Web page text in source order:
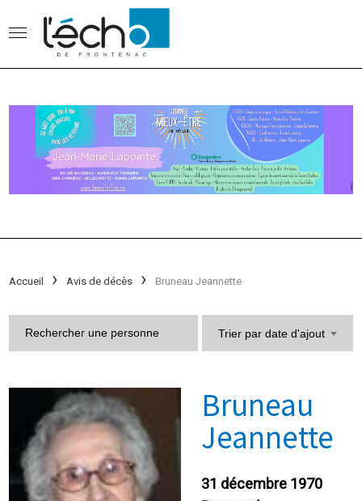
Accueil Avis de décès Bruneau Jeannette
Trier par date d'ajout
Bruneau
Jeannette
31 décembre 1970